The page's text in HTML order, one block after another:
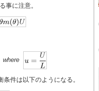
事に注意。
where
件は以下のようになる。